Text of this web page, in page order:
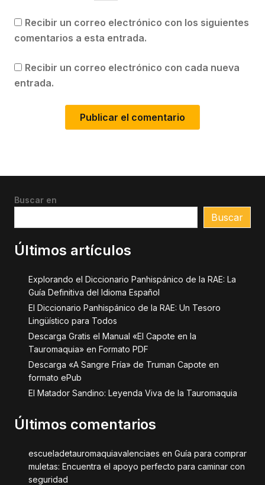
Recibir un correo electrónico con los siguientes
comentarios a esta entrada.
Recibir un correo electrónico con cada nueva
entrada.
Buscar en
Buscar
Últimos artículos
Explorando el Diccionario Panhispánico de la RAE: La
Guía Definitiva del Idioma Español
El Diccionario Panhispánico de la RAE: Un Tesoro
Lingüístico para Todos
Descarga Gratis el Manual «El Capote en la
Tauromaquia» en Formato PDF
Descarga «A Sangre Fría» de Truman Capote en
formato ePub
El Matador Sandino: Leyenda Viva de la Tauromaquia
Últimos comentarios
escueladetauromaquiavalenciaes en Guía para comprar
muletas: Encuentra el apoyo perfecto para caminar con
seguridad